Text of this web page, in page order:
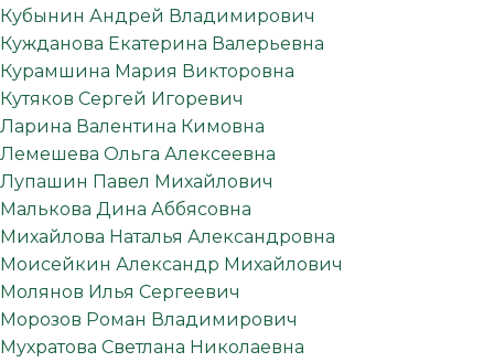
Кубынин Андрей Владимирович
Кужданова Екатерина Валерьевна
Курамшина Мария Викторовна
Кутяков Сергей Игоревич
Ларина Валентина Кимовна
Лемешева Ольга Алексеевна
Лупашин Павел Михайлович
Малькова Дина Аббясовна
Михайлова Наталья Александровна
Моисейкин Александр Михайлович
Молянов Илья Сергеевич
Морозов Роман Владимирович
Мухратова Светлана Николаевна